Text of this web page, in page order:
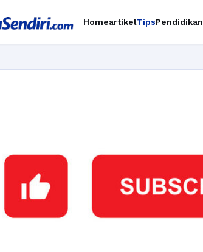
HomeartikelTipsPendidikan